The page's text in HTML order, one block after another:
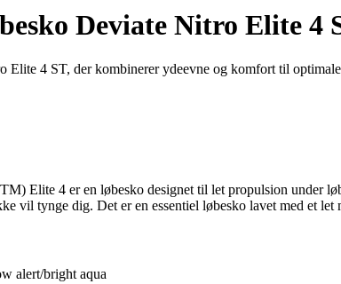
Deviate Nitro Elite 4
Elite 4 ST, der kombinerer ydeevne og komfort til
Elite 4 er en løbesko designet til let propulsion
vil tynge dig. Det er en essentiel løbesko lavet med et
alert/bright aqua